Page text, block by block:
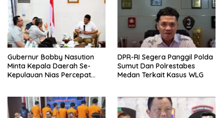
Gubernur Bobby Nasution
Minta Kepala Daerah Se-
Kepulauan Nias Percepat
DPR-RI Segera Panggil Polda
Sumut Dan Polrestabes
Medan Terkait Kasus WLG